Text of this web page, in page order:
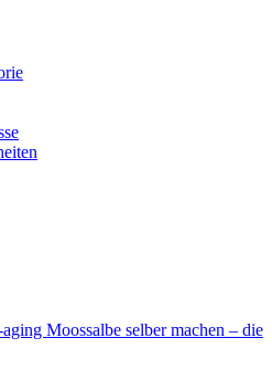
Natürlich schön:
DIY Beautyblog
Moossalbe selber machen – die